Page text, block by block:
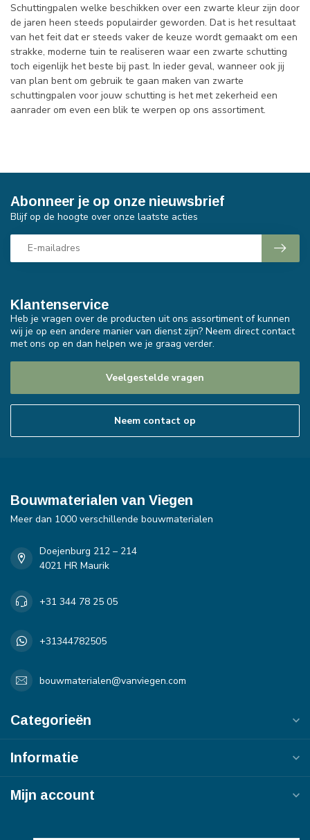
Schuttingpalen welke beschikken over een zwarte kleur zijn door
de jaren heen steeds populairder geworden. Dat is het resultaat
van het feit dat er steeds vaker de keuze wordt gemaakt om een
strakke, moderne tuin te realiseren waar een zwarte schutting
toch eigenlijk het beste bij past. In ieder geval, wanneer ook jij
van plan bent om gebruik te gaan maken van zwarte
schuttingpalen voor jouw schutting is het met zekerheid een
aanrader om even een blik te werpen op ons assortiment.
Klantenservice
Heb je vragen over de producten uit ons assortiment of kunnen
wij je op een andere manier van dienst zijn? Neem direct contact
met ons op en dan helpen we je graag verder.
Veelgestelde vragen
Neem contact op
Abonneer je op onze nieuwsbrief
Blijf op de hoogte over onze laatste acties
Bouwmaterialen van Viegen
Meer dan 1000 verschillende bouwmaterialen
Doejenburg 212 – 214
4021 HR Maurik
+31 344 78 25 05
+31344782505
bouwmaterialen@vanviegen.com
Categorieën
Informatie
Mijn account